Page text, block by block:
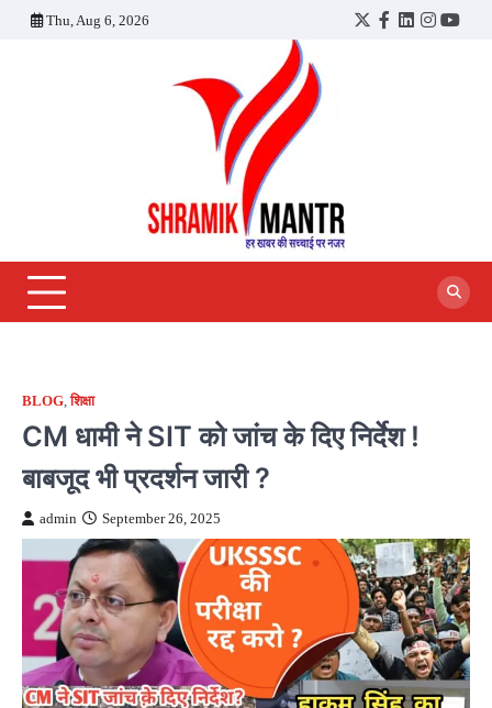
Thu, Aug 6, 2026
Twitter
Facebook
LinkedIn
BLOG,शिक्षा
CM धामी ने SIT को जांच के दिए निर्देश !
बाबजूद भी प्रदर्शन जारी ?
admin September 26, 2025